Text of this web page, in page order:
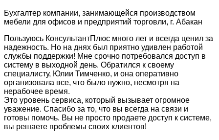
Бухгалтер компании, занимающейся производством
мебели для офисов и предприятий торговли, г. Абакан
Пользуюсь КонсультантПлюс много лет и всегда ценил за
надежность. Но на днях был приятно удивлен работой
службы поддержки! Мне срочно потребовался доступ в
систему в выходной день. Обратился к своему
специалисту, Юлии Тимченко, и она оперативно
организовала все, что было нужно, несмотря на
нерабочее время.
Это уровень сервиса, который вызывает огромное
уважение. Спасибо за то, что вы всегда на связи и
готовы помочь. Вы не просто продаете доступ к системе,
вы решаете проблемы своих клиентов!